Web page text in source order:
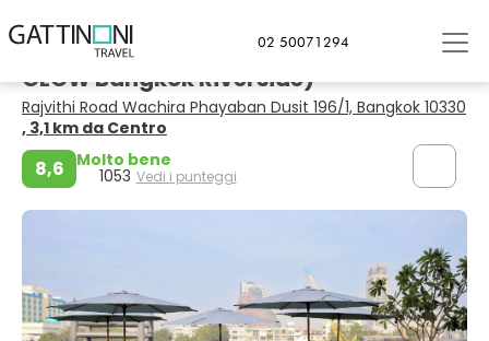
02 50071294
Bangkok
TARA Bangkok Riverside (Formerly
GLOW Bangkok Riverside)
Rajvithi Road Wachira Phayaban Dusit 196/1, Bangkok 10330
, 3,1 km da Centro
8,6 Molto bene
1053 Vedi i punteggi